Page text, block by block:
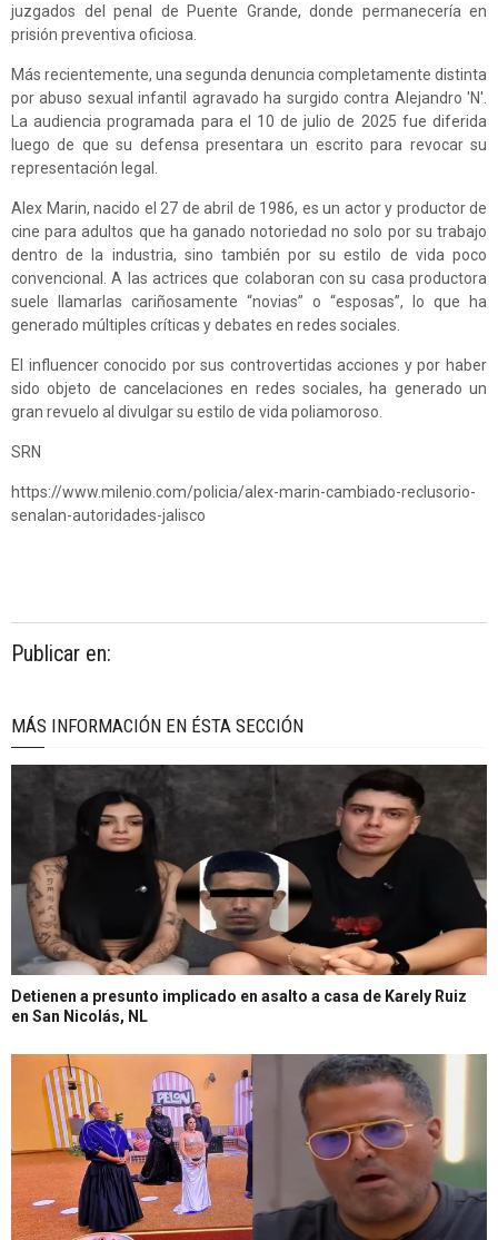
juzgados del penal de Puente Grande, donde permanecería en
prisión preventiva oficiosa.
Más recientemente, una segunda denuncia completamente distinta
por abuso sexual infantil agravado ha surgido contra Alejandro 'N'.
La audiencia programada para el 10 de julio de 2025 fue diferida
luego de que su defensa presentara un escrito para revocar su
representación legal.
Alex Marin, nacido el 27 de abril de 1986, es un actor y productor de
cine para adultos que ha ganado notoriedad no solo por su trabajo
dentro de la industria, sino también por su estilo de vida poco
convencional. A las actrices que colaboran con su casa productora
suele llamarlas cariñosamente “novias” o “esposas”, lo que ha
generado múltiples críticas y debates en redes sociales.
El influencer conocido por sus controvertidas acciones y por haber
sido objeto de cancelaciones en redes sociales, ha generado un
gran revuelo al divulgar su estilo de vida poliamoroso.
SRN
https://www.milenio.com/policia/alex-marin-cambiado-reclusorio-
senalan-autoridades-jalisco
Publicar en:
MÁS INFORMACIÓN EN ÉSTA SECCIÓN
Detienen a presunto implicado en asalto a casa de Karely Ruiz
en San Nicolás, NL